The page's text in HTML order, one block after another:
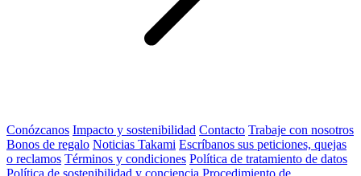
Conózcanos Impacto y sostenibilidad Contacto Trabaje con nosotros
Bonos de regalo Noticias Takami Escríbanos sus peticiones, quejas
o reclamos Términos y condiciones Política de tratamiento de datos